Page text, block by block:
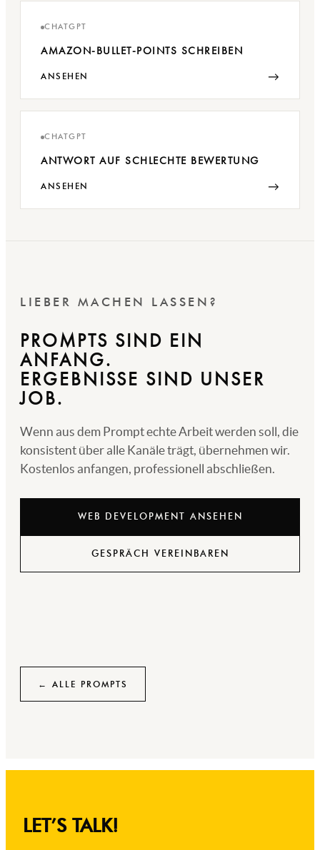
CHATGPT
AMAZON-BULLET-POINTS SCHREIBEN
ANSEHEN →
CHATGPT
ANTWORT AUF SCHLECHTE BEWERTUNG
ANSEHEN →
LIEBER MACHEN LASSEN?
PROMPTS SIND EIN
ANFANG.
ERGEBNISSE SIND UNSER
JOB.
Wenn aus dem Prompt echte Arbeit werden soll, die
konsistent über alle Kanäle trägt, übernehmen wir.
Kostenlos anfangen, professionell abschließen.
WEB DEVELOPMENT ANSEHEN
GESPRÄCH VEREINBAREN
← ALLE PROMPTS
LET’S TALK!